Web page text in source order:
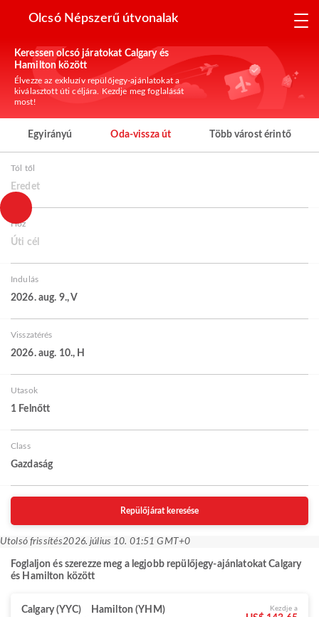
Olcsó Népszerű útvonalak
Keressen olcsó járatokat Calgary és
Hamilton között
Élvezze az exkluzív repülőjegy-ajánlatokat a
kiválasztott úti céljára. Kezdje meg foglalását
most!
Egyirányú Oda-vissza út Több várost érintő
Tól től
Eredet
Hoz
Úti cél
Indulás
2026. aug. 9., V
Visszatérés
2026. aug. 10., H
Utasok
1 Felnőtt
Class
Gazdaság
Repülőjárat keresése
Utolsó frissítés2026. július 10. 01:51 GMT+0
Foglaljon és szerezze meg a legjobb repülőjegy-ajánlatokat Calgary
és Hamilton között
Calgary (YYC) Hamilton (YHM) Kezdje a